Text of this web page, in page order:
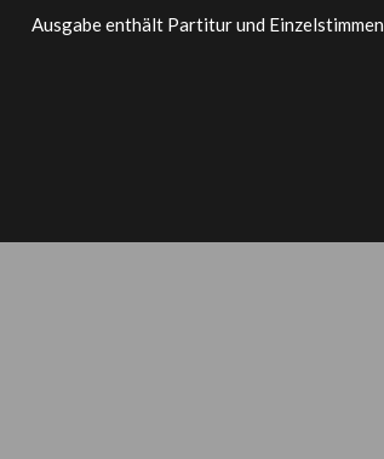
Ausgabe enthält Partitur und Einzelstimmen